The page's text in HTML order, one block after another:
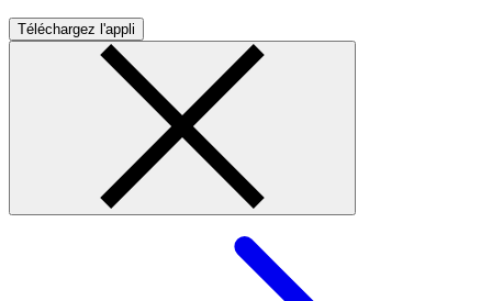
Téléchargez l'appli